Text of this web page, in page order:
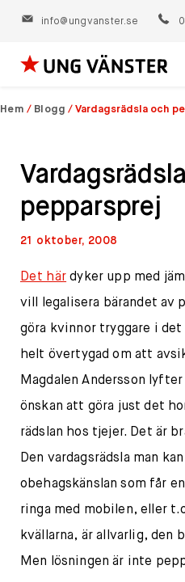
info@ungvanster.se
Hoppa
till
Hem / Blogg /Vardagsrädsla och
pepparsprej
21 oktober, 2008
Det här dyker upp med
vill legalisera bärandet av
göra kvinnor tryggare i
helt övertygad om att
Magdalen Andersson
önskan att göra just det
rädslan hos tjejer. Det är
Den vardagsrädsla man
obehagskänslan som får
ringa med mobilen, eller
kvällarna, är allvarlig, den
Men lösningen är inte